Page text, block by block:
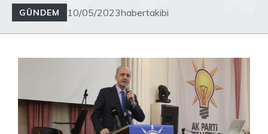
GÜNDEM 10/05/2023habertakibi